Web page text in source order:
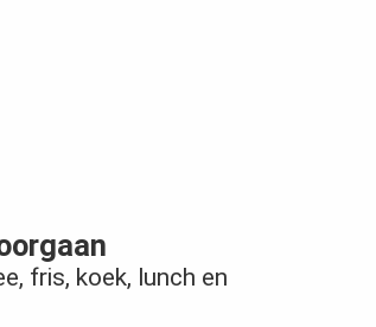
fris, koek, lunch en